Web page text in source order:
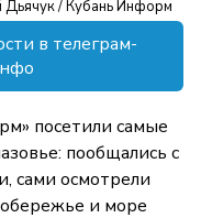
Дьячук / Кубань Информ
в телеграм-
посетили самые
пообщались с
сами осмотрели
и море